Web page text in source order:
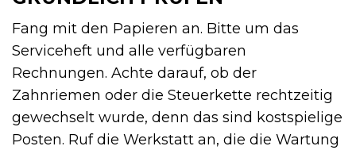
Fang mit den Papieren an. Bitte um das
Serviceheft und alle verfügbaren
Rechnungen. Achte darauf, ob der
Zahnriemen oder die Steuerkette rechtzeitig
gewechselt wurde, denn das sind kostspielige
Posten. Ruf die Werkstatt an, die die Wartung